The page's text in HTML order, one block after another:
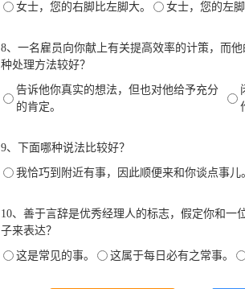
女士，您的右脚比左脚大。 女士，您的左脚
8、一名雇员向你献上有关提高效率的计策，而
种处理方法较好？
告诉他你真实的想法，但也对他给予充分
的肯定。
9、下面哪种说法比较好？
我恰巧到附近有事，因此顺便来和你谈点事儿
10、善于言辞是优秀经理人的标志，假定你和
子来表达？
这是常见的事。 这属于每日必有之常事。